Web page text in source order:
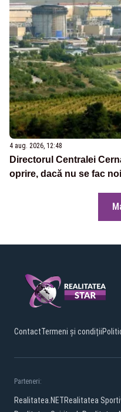
4 aug. 2026, 12:48
Directorul Centralei
oprire, dacă nu se fac
ContactTermeni și condiții
Parteneri:
Realitatea.NETRealitatea